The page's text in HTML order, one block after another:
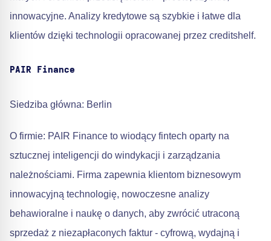
innowacyjne. Analizy kredytowe są szybkie i łatwe dla
klientów dzięki technologii opracowanej przez creditshelf.
PAIR Finance
Siedziba główna: Berlin
O firmie: PAIR Finance to wiodący fintech oparty na
sztucznej inteligencji do windykacji i zarządzania
należnościami. Firma zapewnia klientom biznesowym
innowacyjną technologię, nowoczesne analizy
behawioralne i naukę o danych, aby zwrócić utraconą
sprzedaż z niezapłaconych faktur - cyfrową, wydajną i